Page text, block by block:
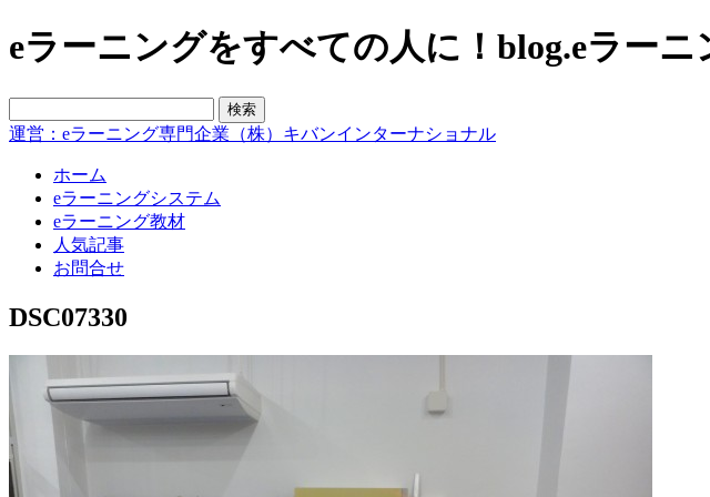
eラーニングをすべての人に！blog.eラーニ
運営：eラーニング専門企業（株）キバンインターナショナル
ホーム
eラーニングシステム
eラーニング教材
人気記事
お問合せ
DSC07330